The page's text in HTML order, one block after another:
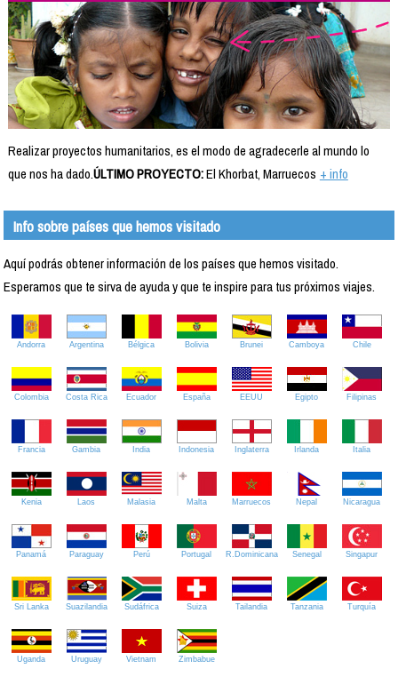
Realizar proyectos humanitarios, es el modo de agradecerle al mundo lo
que nos ha dado.ÚLTIMO PROYECTO:El Khorbat, Marruecos + info
Info sobre países que hemos visitado
Aquí podrás obtener información de los países que hemos visitado.
Esperamos que te sirva de ayuda y que te inspire para tus próximos viajes.
Andorra Argentina Bélgica Bolivia Brunei Camboya Chile
Colombia Costa Rica Ecuador España EEUU Egipto Filipinas
Francia Gambia India Indonesia Inglaterra Irlanda Italia
Kenia Laos Malasia Malta Marruecos Nepal Nicaragua
Panamá Paraguay Perú Portugal R.Dominicana Senegal Singapur
Sri Lanka Suazilandia Sudáfrica Suiza Tailandia Tanzania Turquía
Uganda Uruguay Vietnam Zimbabue